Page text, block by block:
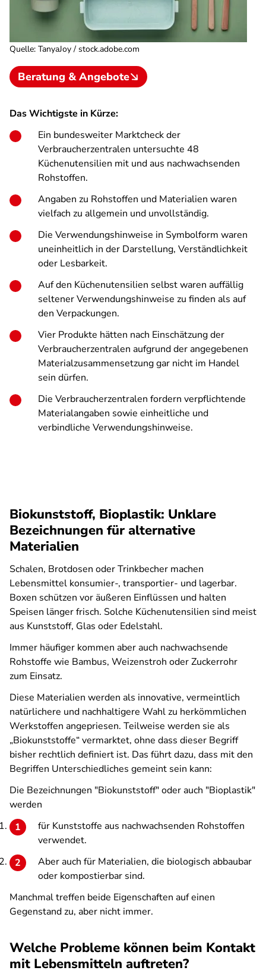
Quelle: TanyaJoy / stock.adobe.com
Beratung & Angebote
Das Wichtigste in Kürze:
Ein bundesweiter Marktcheck der
Verbraucherzentralen untersuchte 48
Küchenutensilien mit und aus nachwachsenden
Rohstoffen.
Angaben zu Rohstoffen und Materialien waren
vielfach zu allgemein und unvollständig.
Die Verwendungshinweise in Symbolform waren
uneinheitlich in der Darstellung, Verständlichkeit
oder Lesbarkeit.
Auf den Küchenutensilien selbst waren auffällig
seltener Verwendungshinweise zu finden als auf
den Verpackungen.
Vier Produkte hätten nach Einschätzung der
Verbraucherzentralen aufgrund der angegebenen
Materialzusammensetzung gar nicht im Handel
sein dürfen.
Die Verbraucherzentralen fordern verpflichtende
Materialangaben sowie einheitliche und
verbindliche Verwendungshinweise.
Biokunststoff, Bioplastik: Unklare
Bezeichnungen für alternative
Materialien
Schalen, Brotdosen oder Trinkbecher machen
Lebensmittel konsumier-, transportier- und lagerbar.
Boxen schützen vor äußeren Einflüssen und halten
Speisen länger frisch. Solche Küchenutensilien sind meist
aus Kunststoff, Glas oder Edelstahl.
Immer häufiger kommen aber auch nachwachsende
Rohstoffe wie Bambus, Weizenstroh oder Zuckerrohr
zum Einsatz.
Diese Materialien werden als innovative, vermeintlich
natürlichere und nachhaltigere Wahl zu herkömmlichen
Werkstoffen angepriesen. Teilweise werden sie als
„Biokunststoffe“ vermarktet, ohne dass dieser Begriff
bisher rechtlich definiert ist. Das führt dazu, dass mit den
Begriffen Unterschiedliches gemeint sein kann:
Die Bezeichnungen "Biokunststoff" oder auch "Bioplastik"
werden
für Kunststoffe aus nachwachsenden Rohstoffen
verwendet.
Aber auch für Materialien, die biologisch abbaubar
oder kompostierbar sind.
Manchmal treffen beide Eigenschaften auf einen
Gegenstand zu, aber nicht immer.
Welche Probleme können beim Kontakt
mit Lebensmitteln auftreten?